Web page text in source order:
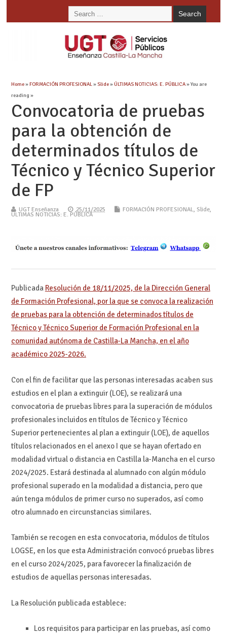
Home»FORMACIÓN PROFESIONAL»Slide»ÚLTIMAS NOTICIAS: E. PÚBLICA» You are
reading »
Convocatoria de pruebas
para la obtención de
determinados títulos de
Técnico y Técnico Superior
de FP
UGT Enseñanza 25/11/2025 FORMACIÓN PROFESIONAL, Slide,
ÚLTIMAS NOTICIAS: E. PÚBLICA
Publicada Resolución de 18/11/2025, de la Dirección General
de Formación Profesional, por la que se convoca la realización
de pruebas para la obtención de determinados títulos de
Técnico y Técnico Superior de Formación Profesional en la
comunidad autónoma de Castilla-La Mancha, en el año
académico 2025-2026.
Con el fin de facilitar que las personas interesadas acaben sus
estudios en el plan a extinguir (LOE), se realizará una
convocatoria de pruebas libres para la superación de módulos
profesionales incluidos en títulos de Técnico y Técnico
Superior pertenecientes al plan a extinguir (LOE), de aquellos
títulos relacionados en el anexo I que se hayan ofertado en
modalidad virtual o distancia en Castilla la-Mancha en el curso
2024/2025. Estará destinada al alumnado con algún módulo
profesional superado en la modalidad a distancia, pero que
aún tenga módulos de primer curso no superados, así como
otro alumnado en circunstancias similares.
También se recogen en esta convocatoria, módulos de títulos
LOGSE, en los que esta Administración convocó pruebas libres
en el curso 2024/2025, para favorecer la finalización de
estudios de aquellas personas interesadas.
La Resolución publicada establece:
Los requisitos para participar en las pruebas, así como